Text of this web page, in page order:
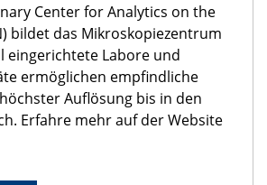
Center for Analytics on the
bildet das Mikroskopiezentrum
eingerichtete Labore und
ermöglichen empfindliche
Auflösung bis in den
Erfahre mehr auf der Website